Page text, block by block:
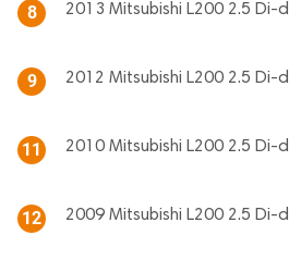
8 2013 Mitsubishi L200 2.5 Di-d
9 2012 Mitsubishi L200 2.5 Di-d
11 2010 Mitsubishi L200 2.5 Di-d
12 2009 Mitsubishi L200 2.5 Di-d